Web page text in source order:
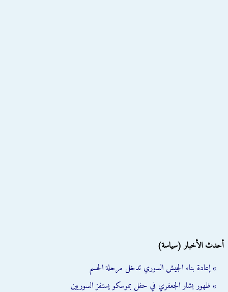
أحدث الأخبار (سياسة)
» إعادة بناء الجيش السوري تدخل مرحلة الحسم
» ظهور بشار الجعفري في حفل بموسكو يستفز السوريين